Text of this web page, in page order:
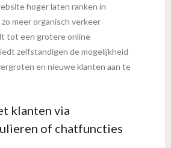
hoger laten ranken in
meer organisch verkeer
tot een grotere online
zelfstandigen de mogelijkheid
en nieuwe klanten aan te
klanten via
of chatfuncties